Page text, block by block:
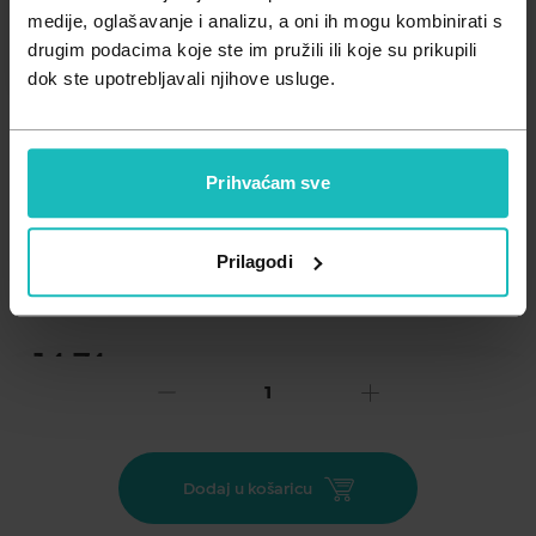
medije, oglašavanje i analizu, a oni ih mogu kombinirati s
drugim podacima koje ste im pružili ili koje su prikupili
dok ste upotrebljavali njihove usluge.
Prihvaćam sve
Prilagodi
Zdravlje muškarca
Zdravlje žene
Minerali
Probiotici i prebiotici
Važna obavijest prema Zakonu o zaštiti potrošača..
14,74
Lexoderm® medicinski proizvod - krema i sprej za njegu kože
kod vodenih kozica. NAMJENA Sprej: ublažava iritacije i
Dodaj u košaricu